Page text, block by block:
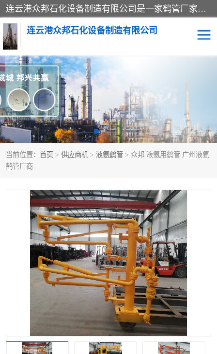
连云港众邦石化设备制造有限公司是一家鹤管厂家主营：鹤管、装车鹤管等，是致力于石油、石化等流体装卸设备(主要产品如鹤管、输油臂、脱缆钩等)的咨询、设计、制造、检测、安装指导、系统调试、维修维护等业务的公司。
连云港众邦石化设备制造有限公司
当前位置： 首页 > 供应商机 > 液氨鹤管 > 众邦 液氨用鹤管 广州液氨
鹤管厂商
鹤管 顶部装卸鹤管
底部装卸鹤管 LNG低温鹤管
液氨鹤管 液化气鹤管
鹤管配件 活动梯栈台
撬装系统设备 装车鹤管